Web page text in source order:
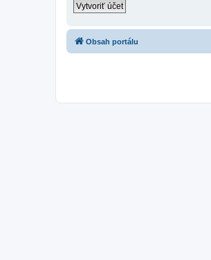
Vytvoriť účet
Obsah portálu